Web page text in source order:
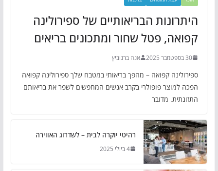
היתרונות הבריאותיים של ספירולינה
קפואה, פטל שחור ומתכונים בריאים
30 בספטמבר 2025 אנה ברנוביץ
ספירולינה קפואה – מהפך בריאותי במטבח שלך ספירולינה קפואה
הפכה למוצר פופולרי בקרב אנשים המחפשים לשפר את בריאותם
התזונתית. מדובר
רהיטי יוקרה לבית – לשדרוג האווירה
4 ביולי 2025